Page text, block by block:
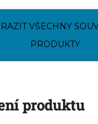
VŠECHNY
PRODUKTY
produktu